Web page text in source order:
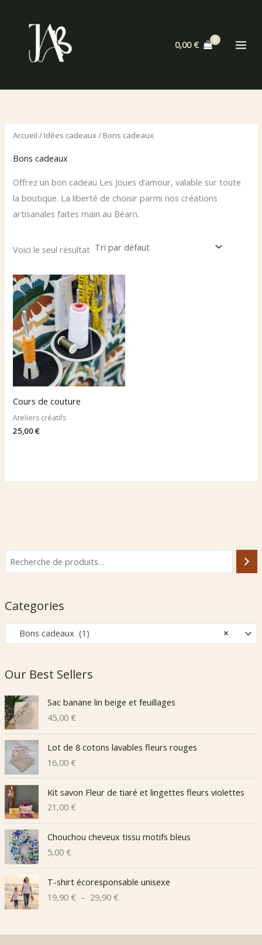
0,00€
Categories
×
Bons cadeaux (1)
Our Best Sellers
Sac banane lin beige et feuillages
45,00 €
Lot de 8 cotons lavables fleurs rouges
16,00 €
Kit savon Fleur de tiaré et lingettes fleurs violettes
21,00 €
Chouchou cheveux tissu motifs bleus
5,00 €
T-shirt écoresponsable unisexe
19,90 € – 29,90 €P
g
Accueil / Idées cadeaux/ Bons cadeaux
Bons cadeaux
Offrez un bon cadeau Les Joues d’amour, valable sur toute
la boutique. La liberté de choisir parmi nos créations
artisanales faites main au Béarn.
Voici le seul résultat
Cours de couture
Ateliers créatifs
25,00€